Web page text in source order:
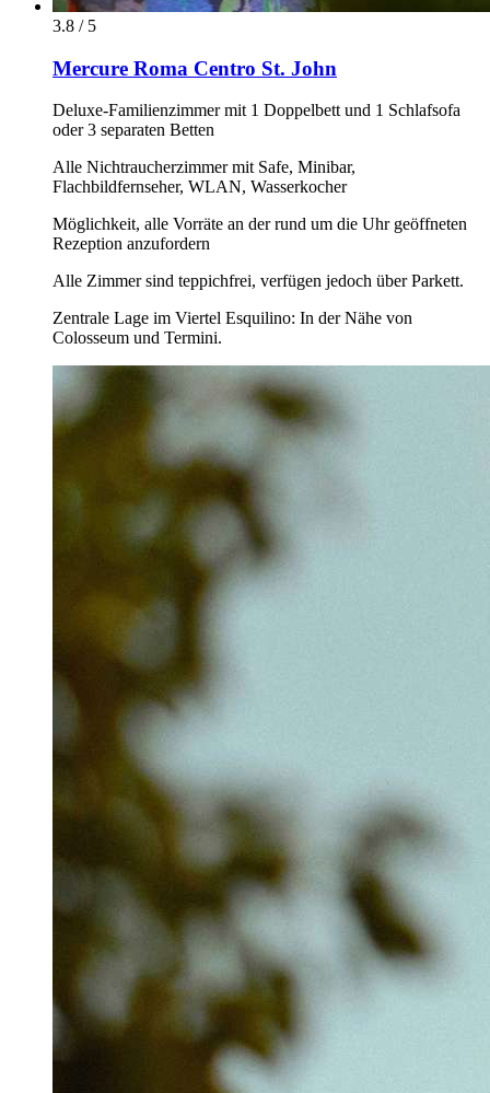
3.8 / 5
Mercure Roma Centro St. John
Deluxe-Familienzimmer mit 1 Doppelbett und 1 Schlafsofa
oder 3 separaten Betten
Alle Nichtraucherzimmer mit Safe, Minibar,
Flachbildfernseher, WLAN, Wasserkocher
Möglichkeit, alle Vorräte an der rund um die Uhr geöffneten
Rezeption anzufordern
Alle Zimmer sind teppichfrei, verfügen jedoch über Parkett.
Zentrale Lage im Viertel Esquilino: In der Nähe von
Colosseum und Termini.